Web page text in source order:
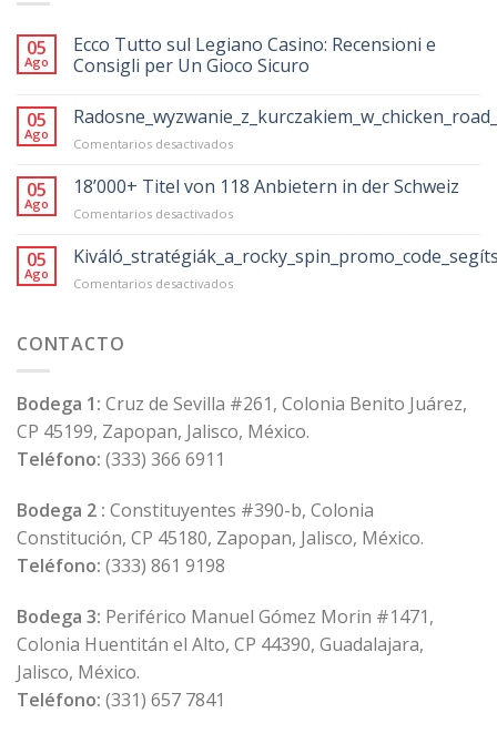
05
Ago
Ecco Tutto sul Legiano Casino: Recensioni e
Consigli per Un Gioco Sicuro
05
Ago
Comentarios desactivadosen
05
Ago
18’000+ Titel von 118 Anbietern in der Schweiz
Comentarios desactivadosen
Titel
von
118
05
Ago
Comentarios desactivadosen
CONTACTO
Bodega 1: Cruz de Sevilla #261, Colonia Benito Juárez,
CP 45199, Zapopan, Jalisco, México.
Teléfono: (333) 366 6911
Bodega 2 : Constituyentes #390-b, Colonia
Constitución, CP 45180, Zapopan, Jalisco, México.
Teléfono: (333) 861 9198
Bodega 3: Periférico Manuel Gómez Morin #1471,
Colonia Huentitán el Alto, CP 44390, Guadalajara,
Jalisco, México.
Teléfono: (331) 657 7841